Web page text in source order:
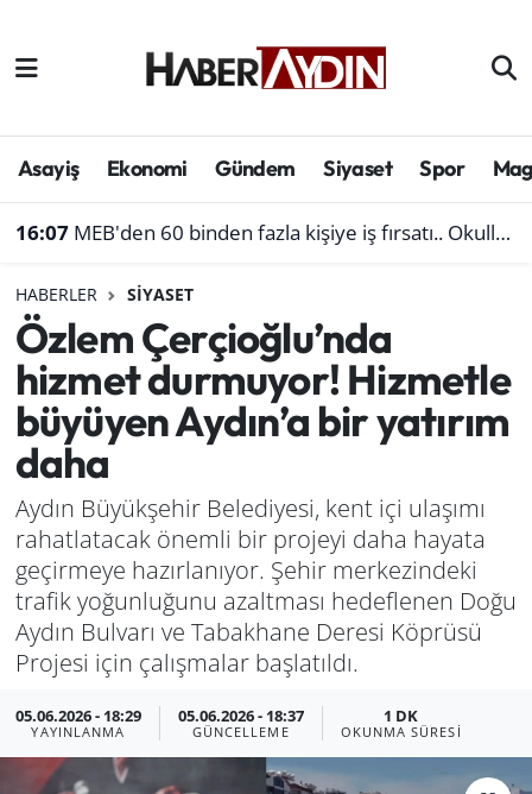
Asayiş Ekonomi Gündem Siyaset Spor
16:07 MEB'den 60 binden fazla kişiye iş fırsatı.. Okullara personel alınacak
HABERLER SIYASET
Özlem Çerçioğlu’nda
hizmet durmuyor! Hizmetle
büyüyen Aydın’a bir yatırım
daha
Aydın Büyükşehir Belediyesi, kent içi ulaşımı
rahatlatacak önemli bir projeyi daha hayata
geçirmeye hazırlanıyor. Şehir merkezindeki
trafik yoğunluğunu azaltması hedeflenen Doğu
Aydın Bulvarı ve Tabakhane Deresi Köprüsü
Projesi için çalışmalar başlatıldı.
05.06.2026 - 18:29
YAYINLANMA
05.06.2026 - 18:37
GÜNCELLEME
1 DK
OKUNMA SÜRESI
Afyonkarahisar
Çevre
Genel
Haber
Izmir
Kütahya
Manisa
Muğla
Uşak
Aydın Hava Durumu
Süper Lig Puan Durumu ve Fikstür
Son Dakika Haberleri
Haber Arşivi